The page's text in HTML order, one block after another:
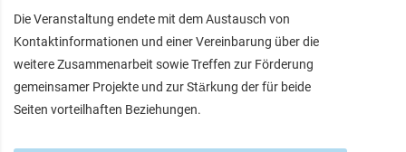
Die Veranstaltung endete mit dem Austausch von
Kontaktinformationen und einer Vereinbarung über die
weitere Zusammenarbeit sowie Treffen zur Förderung
gemeinsamer Projekte und zur Stärkung der für beide
Seiten vorteilhaften Beziehungen.